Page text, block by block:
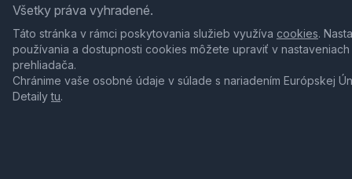
Všetky práva vyhradené.
Táto stránka v rámci poskytovania služieb využíva cookies.
používania a dostupnosti cookies môžete upraviť v nastaveniach
prehliadača.
Chránime vaše osobné údaje v súlade s nariadením Európskej
Detailytu.